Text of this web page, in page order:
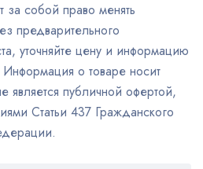
за собой право менять
предварительного
уточняйте цену и информацию
о товаре носит
является публичной офертой,
Статьи 437 Гражданского